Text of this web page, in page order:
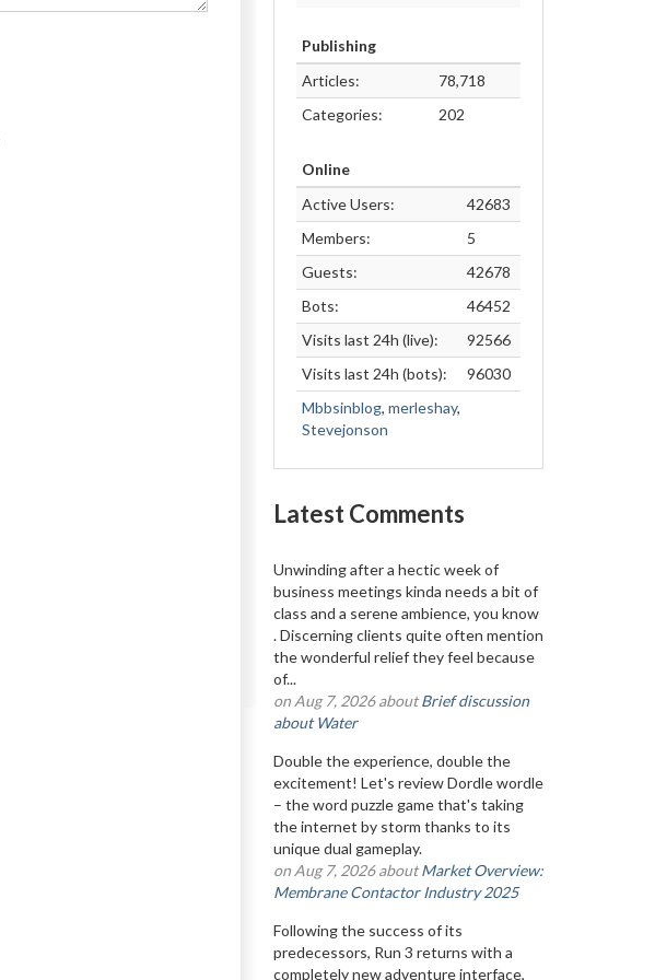
Publishing
Articles:
78,718
Categories:
202
Online
Active Users:
42683
Members:
5
Guests:
42678
Bots:
46452
Visits last 24h (live):
92566
Visits last 24h (bots):
96030
Mbbsinblog, merleshay,
Stevejonson
Latest Comments
Unwinding after a hectic week of
business meetings kinda needs a bit of
class and a serene ambience, you know
. Discerning clients quite often mention
the wonderful relief they feel because
of...
on Aug 7, 2026 aboutBrief discussion
about Water
Double the experience, double the
excitement! Let's review Dordle wordle
– the word puzzle game that's taking
the internet by storm thanks to its
unique dual gameplay.
on Aug 7, 2026 aboutMarket Overview:
Membrane Contactor Industry 2025
Following the success of its
predecessors, Run 3 returns with a
completely new adventure interface,